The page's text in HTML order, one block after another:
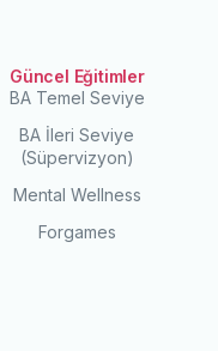
Güncel Eğitimler
BA Temel Seviye
BA İleri Seviye
(Süpervizyon)
Mental Wellness
Forgames